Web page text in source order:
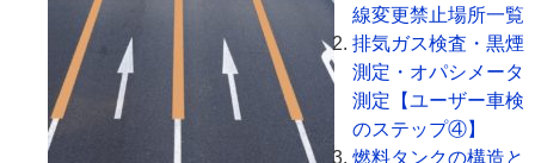
線変更禁止場所一覧
排気ガス検査・黒煙
測定・オパシメータ
測定【ユーザー車検
のステップ④】
燃料タンクの構造と